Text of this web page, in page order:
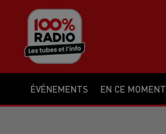
ÉVÉNEMENTS EN CE MOMENT